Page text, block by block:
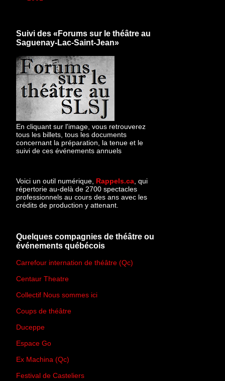
Suivi des «Forums sur le théâtre au
Saguenay-Lac-Saint-Jean»
En cliquant sur l'image, vous retrouverez
tous les billets, tous les documents
concernant la préparation, la tenue et le
suivi de ces événements annuels
Voici un outil numérique, Rappels.ca , qui
répertorie au-delà de 2700 spectacles
professionnels au cours des ans avec les
crédits de production y attenant.
Quelques compagnies de théâtre ou
événements québécois
Carrefour internation de théâtre (Qc)
Centaur Theatre
Collectif Nous sommes ici
Coups de théâtre
Duceppe
Espace Go
Ex Machina (Qc)
Festival de Casteliers